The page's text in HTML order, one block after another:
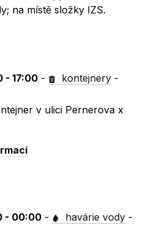
na místě složky IZS.
- 17:00 - kontejnery -
v ulici Pernerova x
- 00:00 - havárie vody -